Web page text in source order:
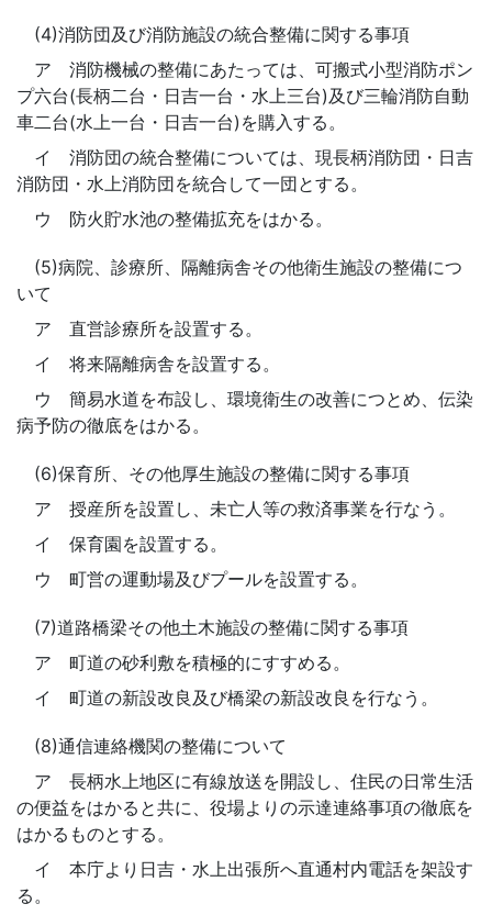
(4)消防団及び消防施設の統合整備に関する事項
ア 消防機械の整備にあたっては、可搬式小型消防ポン
プ六台(長柄二台・日吉一台・水上三台)及び三輪消防自動
車二台(水上一台・日吉一台)を購入する。
イ 消防団の統合整備については、現長柄消防団・日吉
消防団・水上消防団を統合して一団とする。
ウ 防火貯水池の整備拡充をはかる。
(5)病院、診療所、隔離病舎その他衛生施設の整備につ
いて
ア 直営診療所を設置する。
イ 将来隔離病舎を設置する。
ウ 簡易水道を布設し、環境衛生の改善につとめ、伝染
病予防の徹底をはかる。
(6)保育所、その他厚生施設の整備に関する事項
ア 授産所を設置し、未亡人等の救済事業を行なう。
イ 保育園を設置する。
ウ 町営の運動場及びプールを設置する。
(7)道路橋梁その他土木施設の整備に関する事項
ア 町道の砂利敷を積極的にすすめる。
イ 町道の新設改良及び橋梁の新設改良を行なう。
(8)通信連絡機関の整備について
ア 長柄水上地区に有線放送を開設し、住民の日常生活
の便益をはかると共に、役場よりの示達連絡事項の徹底を
はかるものとする。
イ 本庁より日吉・水上出張所へ直通村内電話を架設す
る。